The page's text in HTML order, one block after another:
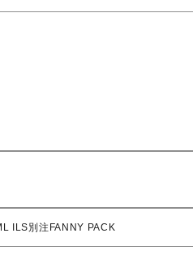
ILS別注FANNY PACK